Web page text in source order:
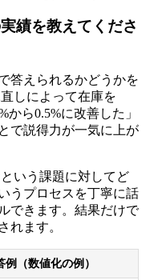
績を教えてくださ
答えられるかどうかを
しによって在庫を
から0.5%に改善した」
で説得力が一気に上が
いう課題に対してど
うプロセスを丁寧に話
できます。結果だけで
れます。
例（数値化の例）